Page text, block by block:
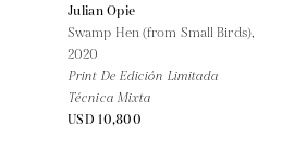
Julian Opie
Swamp Hen (from Small Birds),
2020
Print De Edición Limitada
Técnica Mixta
USD 10,800